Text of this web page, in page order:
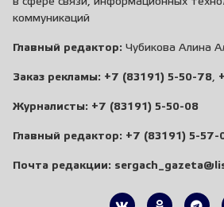
коммуникаций
Главный редактор: Чубикова Алина
Заказ рекламы: +7 (83191) 5-50-78
Журналисты: +7 (83191) 5-50-08
Главный редактор: +7 (83191) 5-57-
Почта редакции: